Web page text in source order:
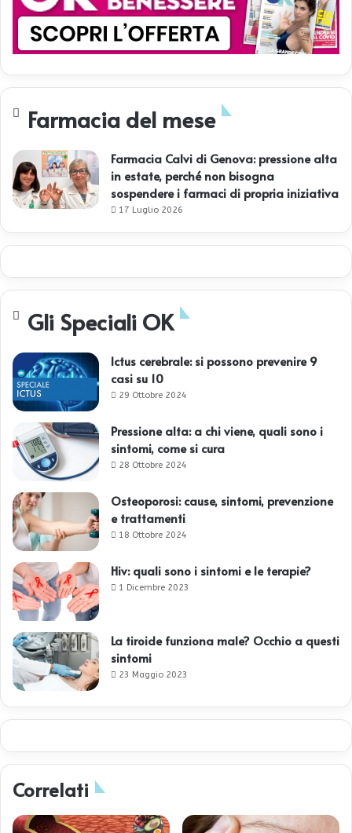
Farmacia del mese
Farmacia Calvi di Genova: pressione alta
in estate, perché non bisogna
sospendere i farmaci di propria iniziativa
17 Luglio 2026
Gli Speciali OK
Ictus cerebrale: si possono prevenire 9
casi su 10
29 Ottobre 2024
Pressione alta: a chi viene, quali sono i
sintomi, come si cura
28 Ottobre 2024
Osteoporosi: cause, sintomi, prevenzione
e trattamenti
18 Ottobre 2024
Hiv: quali sono i sintomi e le terapie?
1 Dicembre 2023
La tiroide funziona male? Occhio a questi
sintomi
23 Maggio 2023
Correlati